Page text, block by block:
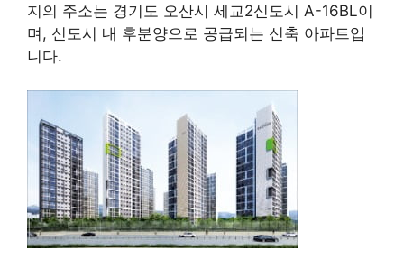
지의 주소는 경기도 오산시 세교2신도시 A-16BL이
며, 신도시 내 후분양으로 공급되는 신축 아파트입
니다.